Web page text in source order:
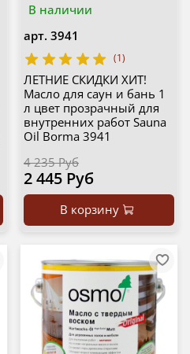
В наличии
арт. 3941
(1)
ЛЕТНИЕ СКИДКИ ХИТ!
Масло для саун и бань 1
л цвет прозрачный для
внутренних работ Sauna
Oil Borma 3941
4 235 Руб
2 445 Руб
В корзину